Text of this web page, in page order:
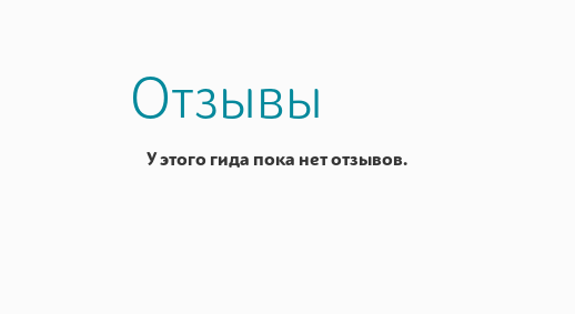
Отзывы
У этого гида пока нет отзывов.